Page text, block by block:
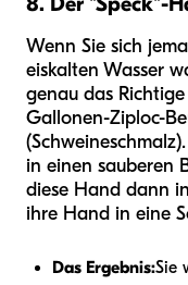
Wenn Sie sich
eiskalten Wasser
genau das
Gallonen-Ziploc-
in einen sauberen
diese Hand dann
ihre Hand in eine
Das Ergebnis:Sie